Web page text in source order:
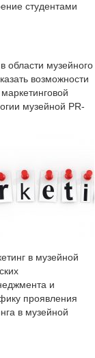
студентами
области музейного
возможности
музейной PR-
в музейной
и
проявления
в музейной